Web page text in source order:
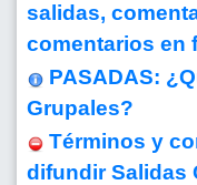
salidas,
comentarios en
PASADAS:
Grupales?
Términos y
difundir Salidas